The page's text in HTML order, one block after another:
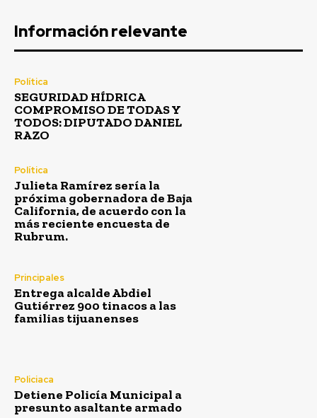
Información relevante
Política
SEGURIDAD HÍDRICA
COMPROMISO DE TODAS Y
TODOS: DIPUTADO DANIEL
RAZO
Política
Julieta Ramírez sería la
próxima gobernadora de Baja
California, de acuerdo con la
más reciente encuesta de
Rubrum.
Principales
Entrega alcalde Abdiel
Gutiérrez 900 tinacos a las
familias tijuanenses
Policiaca
Detiene Policía Municipal a
presunto asaltante armado